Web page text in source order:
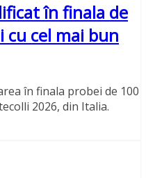
în finala de
cu cel mai bun
în finala probei de 100
2026, din Italia.